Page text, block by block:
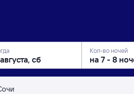
Кол-во ночей